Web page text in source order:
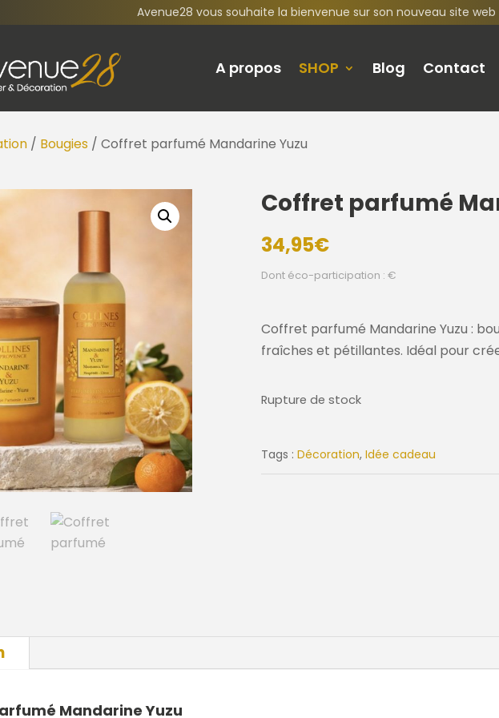
Avenue28 vous souhaite la bienvenue sur son nouveau site web
A propos SHOP Blog Contact
/ Bougies / Coffret parfumé Mandarine Yuzu
Coffret parfumé
34,95€
Dont éco-participation : €
Coffret parfumé Mandarine Yuzu :
fraîches et pétillantes. Idéal pour
Rupture de stock
Tags : Décoration, Idée cadeau
Mandarine Yuzu